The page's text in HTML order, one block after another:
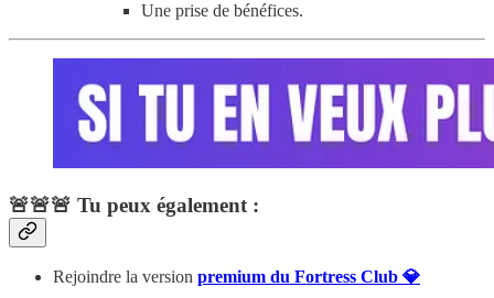
Une prise de bénéfices.
🚨🚨🚨 Tu peux également :
Rejoindre la version premium du Fortress Club 💎